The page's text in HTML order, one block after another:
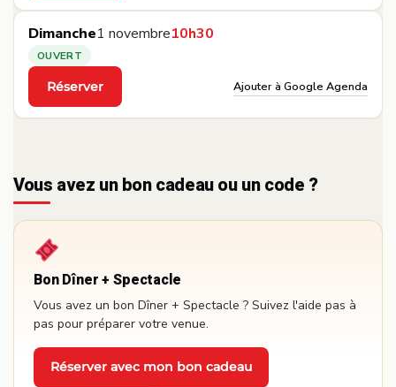
Dimanche1 novembre10h30
OUVERT
Réserver
·
Ajouter à Google Agenda
Vous avez un bon cadeau ou un code ?
Bon Dîner + Spectacle
Vous avez un bon Dîner + Spectacle ? Suivez l'aide pas à
pas pour préparer votre venue.
Réserver avec mon bon cadeau